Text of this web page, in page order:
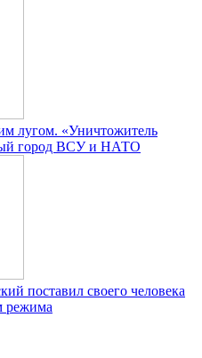
лугом. «Уничтожитель
город ВСУ и НАТО
поставил своего человека
режима